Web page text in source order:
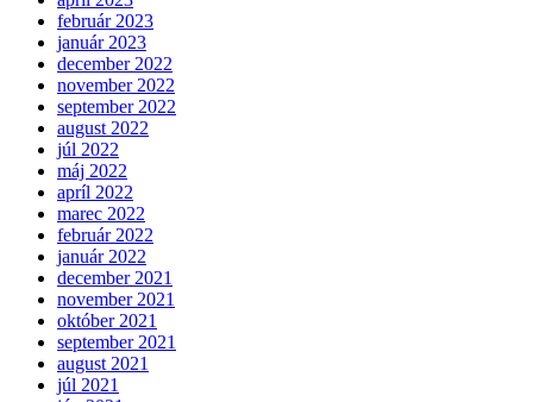
február 2023
január 2023
december 2022
november 2022
september 2022
august 2022
júl 2022
máj 2022
apríl 2022
marec 2022
február 2022
január 2022
december 2021
november 2021
október 2021
september 2021
august 2021
júl 2021